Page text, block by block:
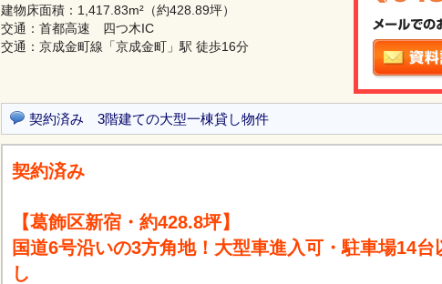
建物床面積： 1,417.83m² （約428.89坪）
交通：首都高速 四つ木IC
交通：京成金町線「京成金町」駅 徒歩16分
契約済み 3階建ての大型一棟貸し物件
契約済み
【葛飾区新宿・約428.8坪】
国道6号沿いの3方角地！大型車進入可・駐車場14台
し